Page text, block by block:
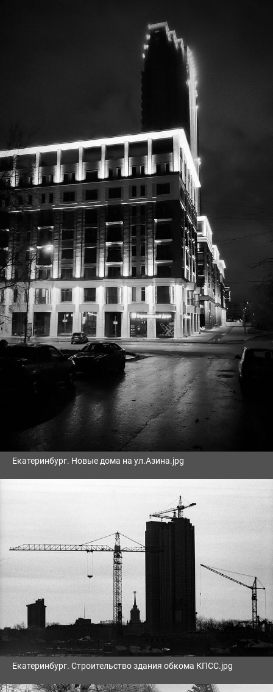
Екатеринбург. Новые дома на ул.Азина.jpg
Екатеринбург. Строительство здания обкома КПСС.jpg